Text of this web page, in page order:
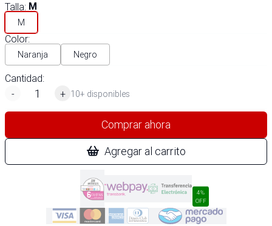
Talla: M
M
Color:
Naranja Negro
Cantidad:
-
+ 10+ disponibles
Comprar ahora
Agregar al carrito
4%
OFF